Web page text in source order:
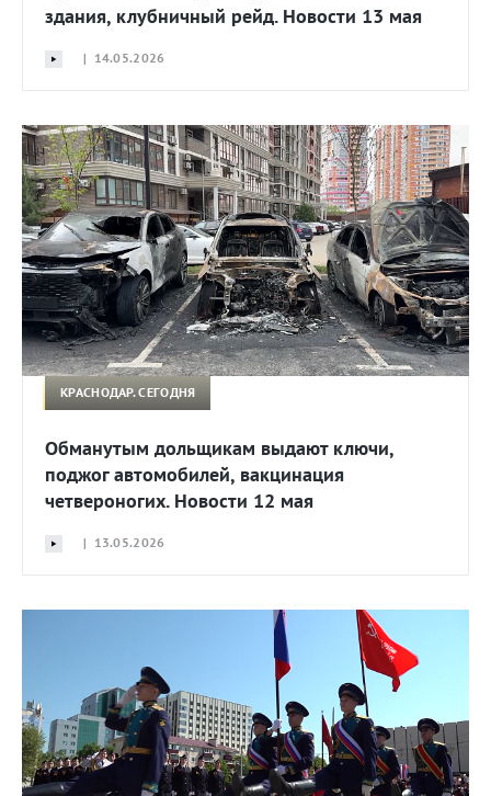
здания, клубничный рейд. Новости 13 мая
| 14.05.2026
КРАСНОДАР. СЕГОДНЯ
Обманутым дольщикам выдают ключи,
поджог автомобилей, вакцинация
четвероногих. Новости 12 мая
| 13.05.2026